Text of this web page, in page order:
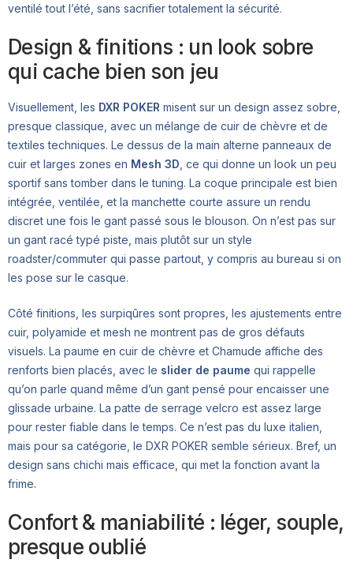
ventilé tout l’été, sans sacrifier totalement la sécurité.
Design & finitions : un look sobre
qui cache bien son jeu
Visuellement, les DXR POKER misent sur un design assez sobre,
presque classique, avec un mélange de cuir de chèvre et de
textiles techniques. Le dessus de la main alterne panneaux de
cuir et larges zones en Mesh 3D , ce qui donne un look un peu
sportif sans tomber dans le tuning. La coque principale est bien
intégrée, ventilée, et la manchette courte assure un rendu
discret une fois le gant passé sous le blouson. On n’est pas sur
un gant racé typé piste, mais plutôt sur un style
roadster/commuter qui passe partout, y compris au bureau si on
les pose sur le casque.
Côté finitions, les surpiqûres sont propres, les ajustements entre
cuir, polyamide et mesh ne montrent pas de gros défauts
visuels. La paume en cuir de chèvre et Chamude affiche des
renforts bien placés, avec le slider de paume qui rappelle
qu’on parle quand même d’un gant pensé pour encaisser une
glissade urbaine. La patte de serrage velcro est assez large
pour rester fiable dans le temps. Ce n’est pas du luxe italien,
mais pour sa catégorie, le DXR POKER semble sérieux. Bref, un
design sans chichi mais efficace, qui met la fonction avant la
frime.
Confort & maniabilité : léger, souple,
presque oublié